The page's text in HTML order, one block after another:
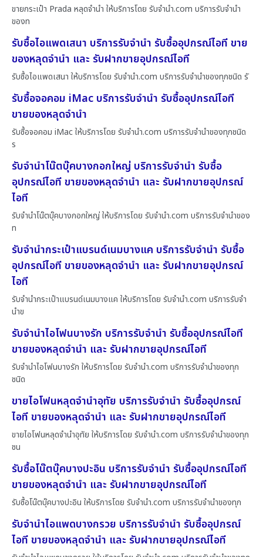
ขายกระเป๋า Prada หลุดจำนำ ให้บริการโดย รับจํานํา.com บริการรับจำนำ
ของท
รับซื้อไอแพดเสนา บริการรับจำนำ รับซื้ออุปกรณ์ไอที ขาย
ของหลุดจำนำ และ รับฝากขายอุปกรณ์ไอที
รับซื้อไอแพดเสนา ให้บริการโดย รับจํานํา.com บริการรับจำนำของทุกชนิด รั
รับซื้อจอคอม iMac บริการรับจำนำ รับซื้ออุปกรณ์ไอที
ขายของหลุดจำนำ
รับซื้อจอคอม iMac ให้บริการโดย รับจํานํา.com บริการรับจำนำของทุกชนิด
ร
รับจำนำโน๊ตบุ๊คบางกอกใหญ่ บริการรับจำนำ รับซื้อ
อุปกรณ์ไอที ขายของหลุดจำนำ และ รับฝากขายอุปกรณ์
ไอที
รับจำนำโน๊ตบุ๊คบางกอกใหญ่ ให้บริการโดย รับจํานํา.com บริการรับจำนำของ
ท
รับจำนำกระเป๋าแบรนด์เนมบางแค บริการรับจำนำ รับซื้อ
อุปกรณ์ไอที ขายของหลุดจำนำ และ รับฝากขายอุปกรณ์
ไอที
รับจำนำกระเป๋าแบรนด์เนมบางแค ให้บริการโดย รับจํานํา.com บริการรับจำ
นำข
รับจำนำไอโฟนบางรัก บริการรับจำนำ รับซื้ออุปกรณ์ไอที
ขายของหลุดจำนำ และ รับฝากขายอุปกรณ์ไอที
รับจำนำไอโฟนบางรัก ให้บริการโดย รับจํานํา.com บริการรับจำนำของทุก
ชนิด
ขายไอโฟนหลุดจำนำอุทัย บริการรับจำนำ รับซื้ออุปกรณ์
ไอที ขายของหลุดจำนำ และ รับฝากขายอุปกรณ์ไอที
ขายไอโฟนหลุดจำนำอุทัย ให้บริการโดย รับจํานํา.com บริการรับจำนำของทุก
ชน
รับซื้อโน๊ตบุ๊คบางปะอิน บริการรับจำนำ รับซื้ออุปกรณ์ไอที
ขายของหลุดจำนำ และ รับฝากขายอุปกรณ์ไอที
รับซื้อโน๊ตบุ๊คบางปะอิน ให้บริการโดย รับจํานํา.com บริการรับจำนำของทุก
รับจำนำไอแพดบางกรวย บริการรับจำนำ รับซื้ออุปกรณ์
ไอที ขายของหลุดจำนำ และ รับฝากขายอุปกรณ์ไอที